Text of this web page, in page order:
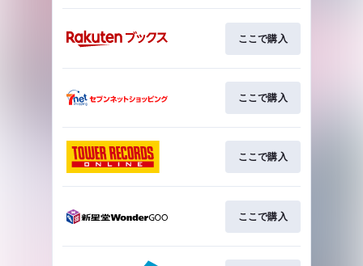
ここで購入
ここで購入
ここで購入
ここで購入